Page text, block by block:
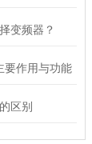
变频器？
要作用与功能
区别